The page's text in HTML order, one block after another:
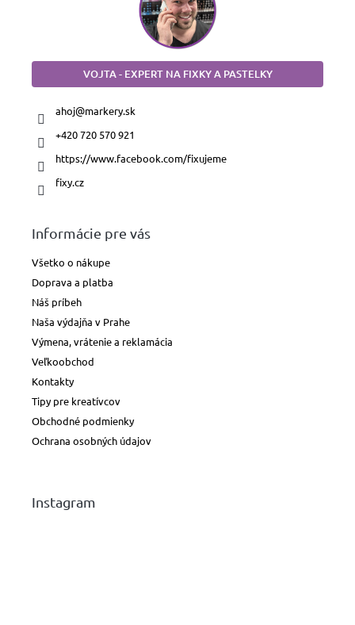
VOJTA - EXPERT NA FIXKY A PASTELKY
ahoj@markery.sk
+420 720 570 921
https://www.facebook.com/fixujeme
fixy.cz
Informácie pre vás
Všetko o nákupe
Doprava a platba
Náš príbeh
Naša výdajňa v Prahe
Výmena, vrátenie a reklamácia
Veľkoobchod
Kontakty
Tipy pre kreatívcov
Obchodné podmienky
Ochrana osobných údajov
Instagram